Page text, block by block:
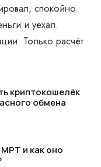
спокойно
и уехал.
Только расчёт
криптокошелёк
обмена
и как оно